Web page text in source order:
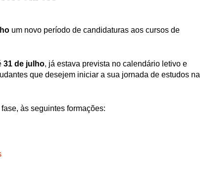
um novo período de candidaturas aos cursos de
31 de julho, já estava prevista no calendário letivo e
que desejem iniciar a sua jornada de estudos na
às seguintes formações: